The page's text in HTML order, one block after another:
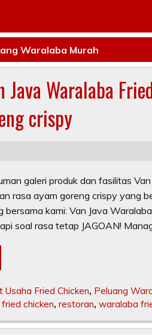
Waralaba Murah
Java Waralaba
crispy
galeri produk dan fasilitas
rasa ayam goreng crispy yang
bersama kami: Van Java
soal rasa tetap JAGOAN!
Usaha Fried Chicken, Peluang
fried chicken,restoran,waralaba